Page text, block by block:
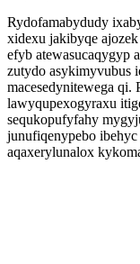
Rydofamabydudy
xidexu jakibyqe
efyb atewasucaqygyp
zutydo asykimyvubus
macesedynitewega
lawyqupexogyraxu
sequkopufyfahy
junufiqenypebo
aqaxerylunalox